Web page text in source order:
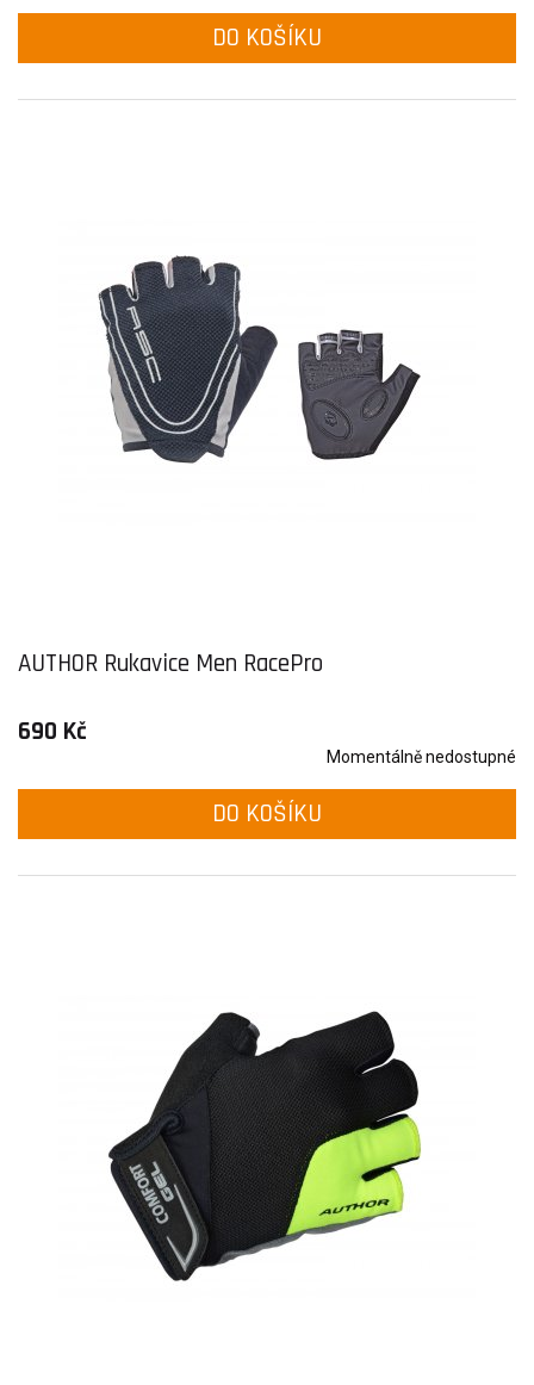
DO KOŠÍKU
AUTHOR Rukavice Men RacePro
690 Kč
Momentálně nedostupné
DO KOŠÍKU